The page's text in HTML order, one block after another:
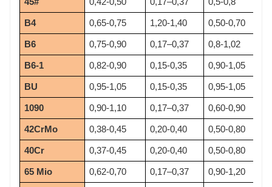
B4 0,65-0,75 1,20-1,40 0,50-0,70
B6 0,75-0,90 0,17–0,37 0,8-1,02
B6-1 0,82-0,90 0,15-0,35 0,90-1,05
BU 0,95-1,05 0,15-0,35 0,95-1,05
1090 0,90-1,10 0,17–0,37 0,60-0,90
42CrMo 0,38-0,45 0,20-0,40 0,50-0,80
40Cr 0,37-0,45 0,20-0,40 0,50-0,80
65 Mio 0,62-0,70 0,17–0,37 0,90-1,20